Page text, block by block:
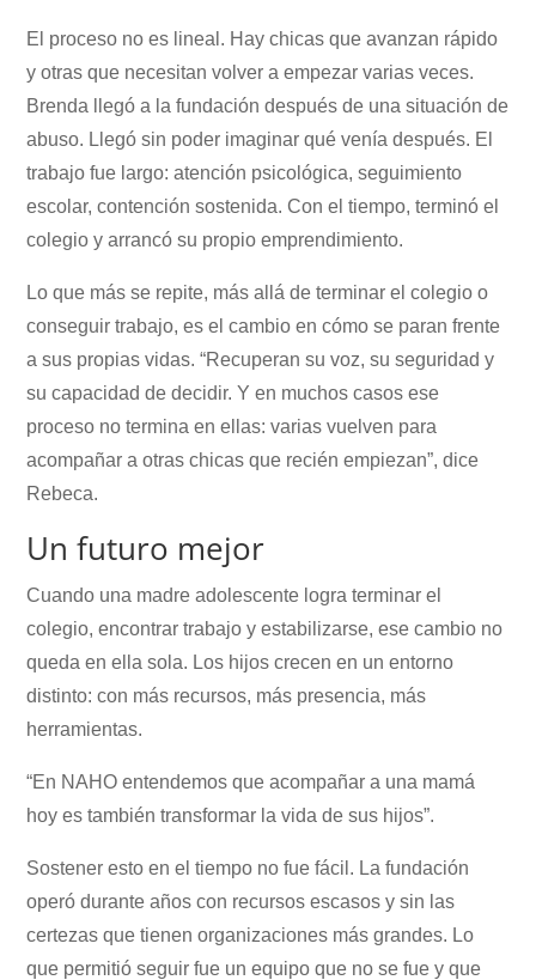
El proceso no es lineal. Hay chicas que avanzan rápido
y otras que necesitan volver a empezar varias veces.
Brenda llegó a la fundación después de una situación de
abuso. Llegó sin poder imaginar qué venía después. El
trabajo fue largo: atención psicológica, seguimiento
escolar, contención sostenida. Con el tiempo, terminó el
colegio y arrancó su propio emprendimiento.
Lo que más se repite, más allá de terminar el colegio o
conseguir trabajo, es el cambio en cómo se paran frente
a sus propias vidas. “Recuperan su voz, su seguridad y
su capacidad de decidir. Y en muchos casos ese
proceso no termina en ellas: varias vuelven para
acompañar a otras chicas que recién empiezan”, dice
Rebeca.
Un futuro mejor
Cuando una madre adolescente logra terminar el
colegio, encontrar trabajo y estabilizarse, ese cambio no
queda en ella sola. Los hijos crecen en un entorno
distinto: con más recursos, más presencia, más
herramientas.
“En NAHO entendemos que acompañar a una mamá
hoy es también transformar la vida de sus hijos”.
Sostener esto en el tiempo no fue fácil. La fundación
operó durante años con recursos escasos y sin las
certezas que tienen organizaciones más grandes. Lo
que permitió seguir fue un equipo que no se fue y que